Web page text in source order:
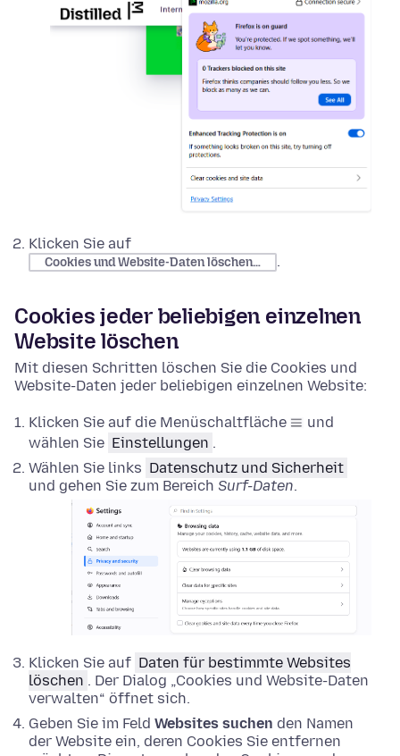
Klicken Sie auf
Cookies und Website-Daten löschen… .
Cookies jeder beliebigen einzelnen
Website löschen
Mit diesen Schritten löschen Sie die Cookies und
Website-Daten jeder beliebigen einzelnen Website:
Klicken Sie auf die Menüschaltfläche
und
wählen Sie Einstellungen .
Wählen Sie links Datenschutz und Sicherheit
und gehen Sie zum Bereich Surf-Daten.
Klicken Sie auf Daten für bestimmte Websites
löschen . Der Dialog „Cookies und Website-Daten
verwalten“ öffnet sich.
Geben Sie im Feld Websites suchen den Namen
der Website ein, deren Cookies Sie entfernen